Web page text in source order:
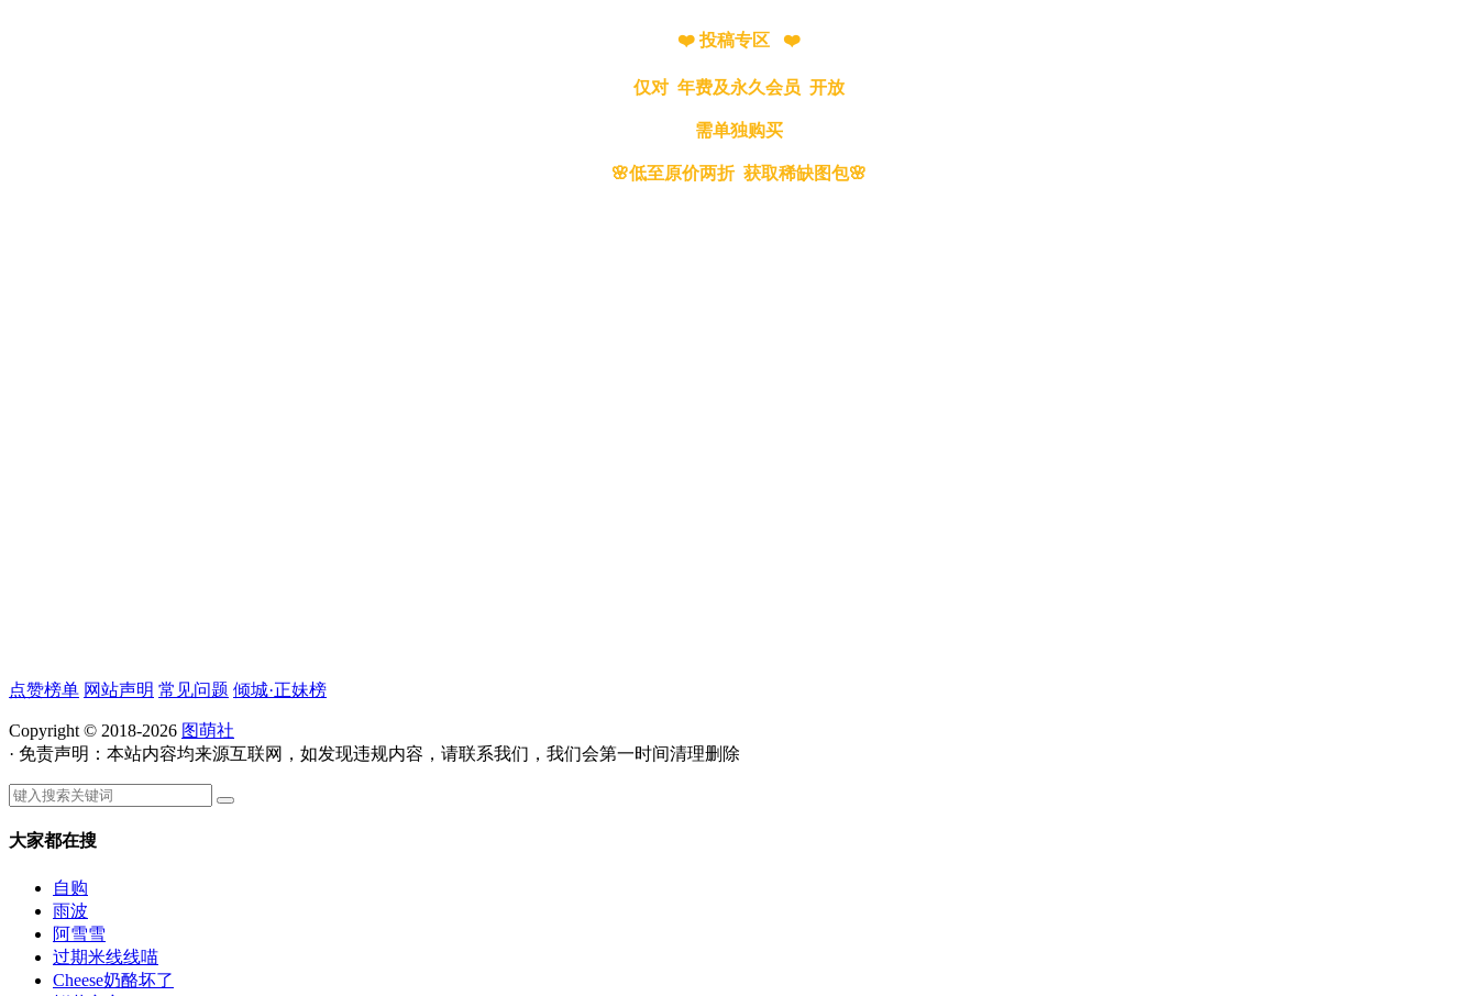
❤️ 投稿专区 ❤️
仅对 年费及永久会员 开放
需单独购买
🌸低至原价两折 获取稀缺图包🌸
点赞榜单 网站声明 常见问题 倾城·正妹榜
Copyright © 2018-2026 图萌社
· 免责声明：本站内容均来源互联网，如发现违规内容，请联系我们，我们会第一时间清理删除
大家都在搜
自购
雨波
阿雪雪
过期米线线喵
Cheese奶酪坏了